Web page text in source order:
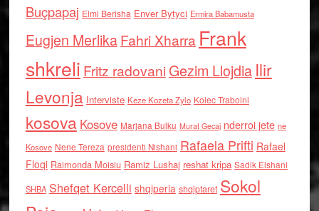
Buçpapaj Elmi Berisha Enver Bytyci Ermira Babamusta
Eugjen MerlikaFahri Xharra Frank
shkreli Fritz radovaniGezim Llojdia Ilir
Levonja Interviste Keze Kozeta Zylo Kolec Traboini
kosova Kosove Marjana Bulku Murat Gecaj nderroi jete ne
Kosove Nene Tereza presidenti Nishani Rafaela Prifti Rafael
Floqi Raimonda Moisiu Ramiz Lushaj reshat kripa Sadik Elshani
SHBA Shefqet Kercelli shqiperia shqiptaret Sokol